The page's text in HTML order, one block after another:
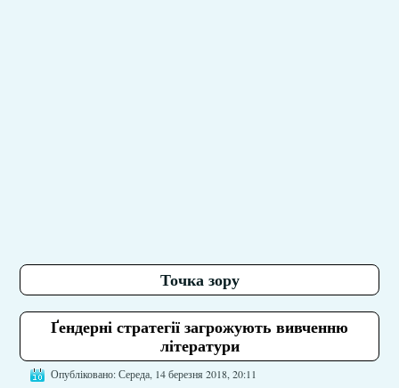
Точка зору
Ґендерні стратегії загрожують вивченню
літератури
Опубліковано: Середа, 14 березня 2018, 20:11